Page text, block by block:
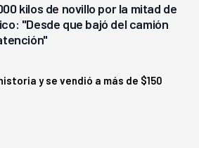
kilos de novillo por la mitad de
"Desde que bajó del camión